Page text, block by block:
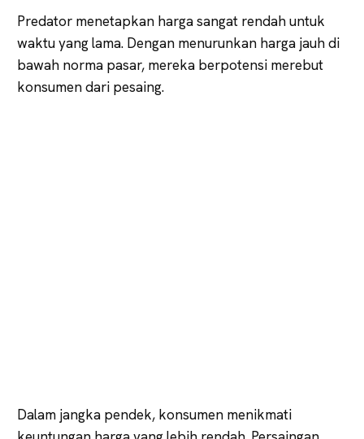
Predator menetapkan harga sangat rendah untuk
waktu yang lama. Dengan menurunkan harga jauh di
bawah norma pasar, mereka berpotensi merebut
konsumen dari pesaing.
Dalam jangka pendek, konsumen menikmati